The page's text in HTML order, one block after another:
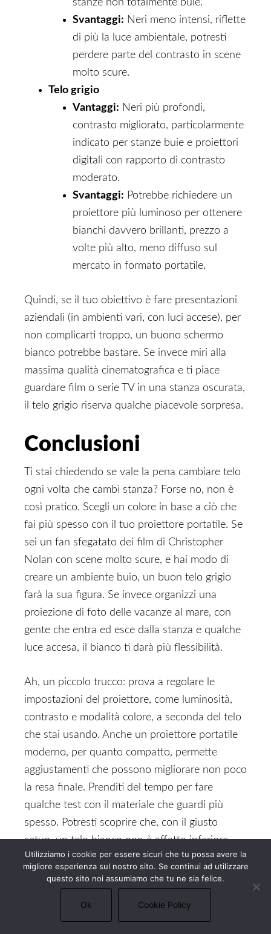
stanze non totalmente buie.
Svantaggi: Neri meno intensi, riflette
di più la luce ambientale, potresti
perdere parte del contrasto in scene
molto scure.
Telo grigio
Vantaggi: Neri più profondi,
contrasto migliorato, particolarmente
indicato per stanze buie e proiettori
digitali con rapporto di contrasto
moderato.
Svantaggi: Potrebbe richiedere un
proiettore più luminoso per ottenere
bianchi davvero brillanti, prezzo a
volte più alto, meno diffuso sul
mercato in formato portatile.
Quindi, se il tuo obiettivo è fare presentazioni
aziendali (in ambienti vari, con luci accese), per
non complicarti troppo, un buono schermo
bianco potrebbe bastare. Se invece miri alla
massima qualità cinematografica e ti piace
guardare film o serie TV in una stanza oscurata,
il telo grigio riserva qualche piacevole sorpresa.
Conclusioni
Ti stai chiedendo se vale la pena cambiare telo
ogni volta che cambi stanza? Forse no, non è
così pratico. Scegli un colore in base a ciò che
fai più spesso con il tuo proiettore portatile. Se
sei un fan sfegatato dei film di Christopher
Nolan con scene molto scure, e hai modo di
creare un ambiente buio, un buon telo grigio
farà la sua figura. Se invece organizzi una
proiezione di foto delle vacanze al mare, con
gente che entra ed esce dalla stanza e qualche
luce accesa, il bianco ti darà più flessibilità.
Ah, un piccolo trucco: prova a regolare le
impostazioni del proiettore, come luminosità,
contrasto e modalità colore, a seconda del telo
che stai usando. Anche un proiettore portatile
moderno, per quanto compatto, permette
aggiustamenti che possono migliorare non poco
la resa finale. Prenditi del tempo per fare
qualche test con il materiale che guardi più
spesso. Potresti scoprire che, con il giusto
setup, un telo bianco non è affatto inferiore,
oppure che un telo grigio rivela sfumature
inaspettate, specialmente sui toni più scuri.
Fammi spiegare
un’ultima cosa: non
Utilizziamo i cookie per essere sicuri che tu possa avere la
migliore esperienza sul nostro sito. Se continui ad utilizzare
questo sito noi assumiamo che tu ne sia felice.
Ok Cookie Policy